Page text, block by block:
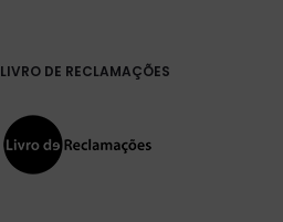
LIVRO DE RECLAMAÇÕES